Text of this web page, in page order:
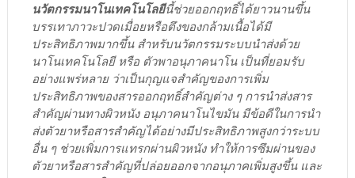
นวัตกรรมนาโนเทคโนโลยีนี้ช่วยออกฤทธิ์ได้ยาวนานขึ้น
บรรเทาภาวะปวดเมื่อยหรือตึงของกล้ามเนื้อได้มี
ประสิทธิภาพมากขึ้น สำหรับนวัตกรรมระบบนําส่งด้วย
นาโนเทคโนโลยี หรือ ตัวพาอนุภาคนาโน เป็นที่ยอมรับ
อย่างแพร่หลาย ว่าเป็นกุญแจสําคัญของการเพิ่ม
ประสิทธิภาพของสารออกฤทธิ์สําคัญต่าง ๆ การนำส่งสาร
สำคัญผ่านทางผิวหนัง อนุภาคนาโนไขมัน มีข้อดีในการนำ
ส่งตัวยาหรือสารสำคัญได้อย่างมีประสิทธิภาพสูงกว่าระบบ
อื่น ๆ ช่วยเพิ่มการแทรกผ่านผิวหนัง ทำให้การซึมผ่านของ
ตัวยาหรือสารสำคัญที่ปล่อยออกจากอนุภาคเพิ่มสูงขึ้น และ